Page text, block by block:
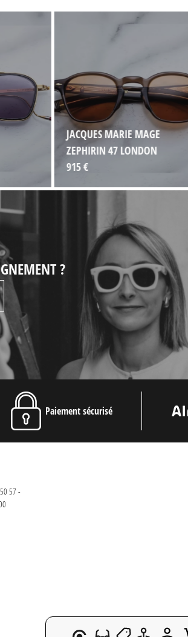
JACQUES MARIE MAGE
ZEPHIRIN 47 LONDON
915 €
?
Paiement sécurisé
50 57 -